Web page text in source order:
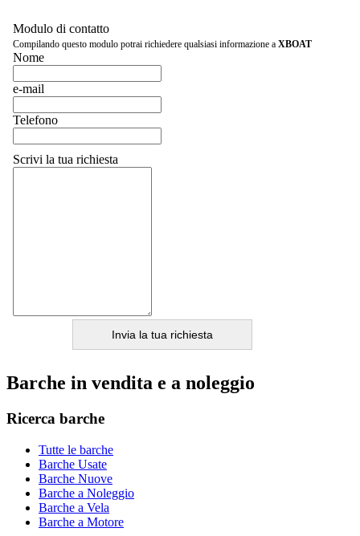
Modulo di contatto
Compilando questo modulo potrai richiedere qualsiasi informazione a XBOAT
Nome
e-mail
Telefono
Scrivi la tua richiesta
Barche in vendita e a noleggio
Ricerca barche
Tutte le barche
Barche Usate
Barche Nuove
Barche a Noleggio
Barche a Vela
Barche a Motore